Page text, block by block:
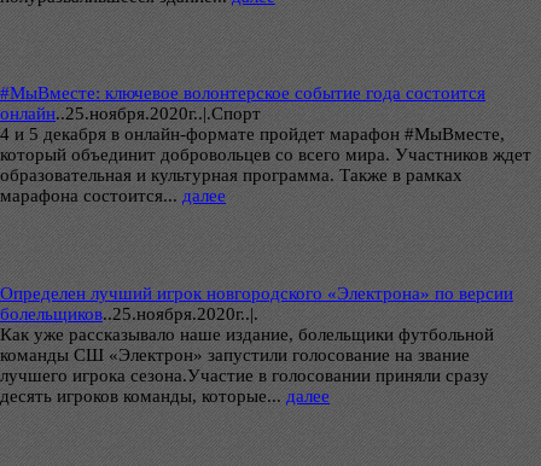
#МыВместе: ключевое волонтерское событие года состоится
онлайн..25.ноября.2020г..|.Спорт
4 и 5 декабря в онлайн-формате пройдет марафон #МыВместе,
который объединит добровольцев со всего мира. Участников ждет
образовательная и культурная программа. Также в рамках
марафона состоится... далее
Определен лучший игрок новгородского «Электрона» по версии
болельщиков..25.ноября.2020г..|.
Как уже рассказывало наше издание, болельщики футбольной
команды СШ «Электрон» запустили голосование на звание
лучшего игрока сезона.Участие в голосовании приняли сразу
десять игроков команды, которые... далее